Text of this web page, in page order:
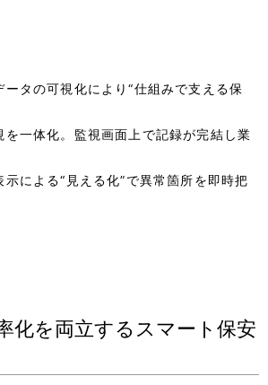
ータの可視化により“仕組みで支える保
を一体化。監視画面上で記録が完結し業
による“見える化”で異常箇所を即時把
化を両立するスマート保安